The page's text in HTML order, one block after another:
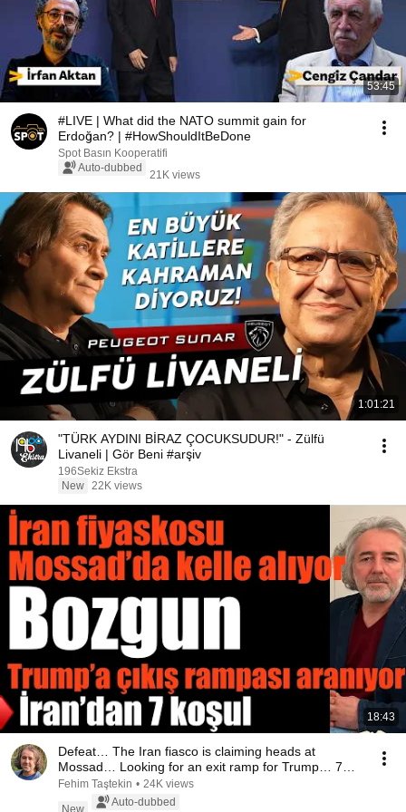
53:45
#LIVE | What did the NATO summit gain for
Erdoğan? | #HowShouldItBeDone
Spot Basın Kooperatifi
Auto-dubbed
21K views
1:01:21
"TÜRK AYDINI BİRAZ ÇOCUKSUDUR!" - Zülfü
Livaneli | Gör Beni #arşiv
196Sekiz Ekstra
New 22K views
18:43
Defeat… The Iran fiasco is claiming heads at
Mossad… Looking for an exit ramp for Trump… 7
condit...
Fehim Taştekin • 24K views
New
Auto-dubbed